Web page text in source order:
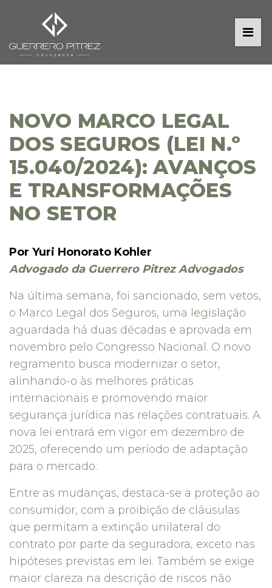
NOVO MARCO LEGAL
DOS SEGUROS (LEI N.º
15.040/2024): AVANÇOS
E TRANSFORMAÇÕES
NO SETOR
Por Yuri Honorato Kohler
Advogado da Guerrero Pitrez Advogados
Na última semana, foi sancionado, sem vetos,
o Marco Legal dos Seguros, uma legislação
aguardada há duas décadas e aprovada em
novembro pelo Congresso Nacional. O novo
regramento busca modernizar o setor,
alinhando-o às melhores práticas
internacionais e promovendo maior
segurança jurídica nas relações contratuais. A
nova lei entrará em vigor em dezembro de
2025, oferecendo um período de adaptação
para o mercado.
Entre as mudanças, destaca-se a proteção ao
consumidor, com a proibição de cláusulas
que permitam a extinção unilateral do
contrato por parte da seguradora, exceto nas
hipóteses previstas em lei. Também se exige
maior clareza na descrição de riscos não